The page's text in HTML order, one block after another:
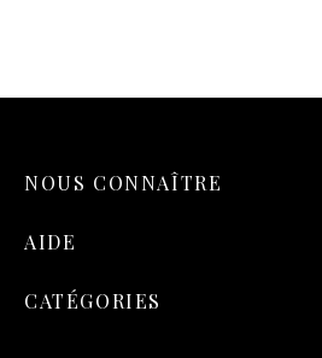
NOUS CONNAÎTRE
AIDE
CATÉGORIES